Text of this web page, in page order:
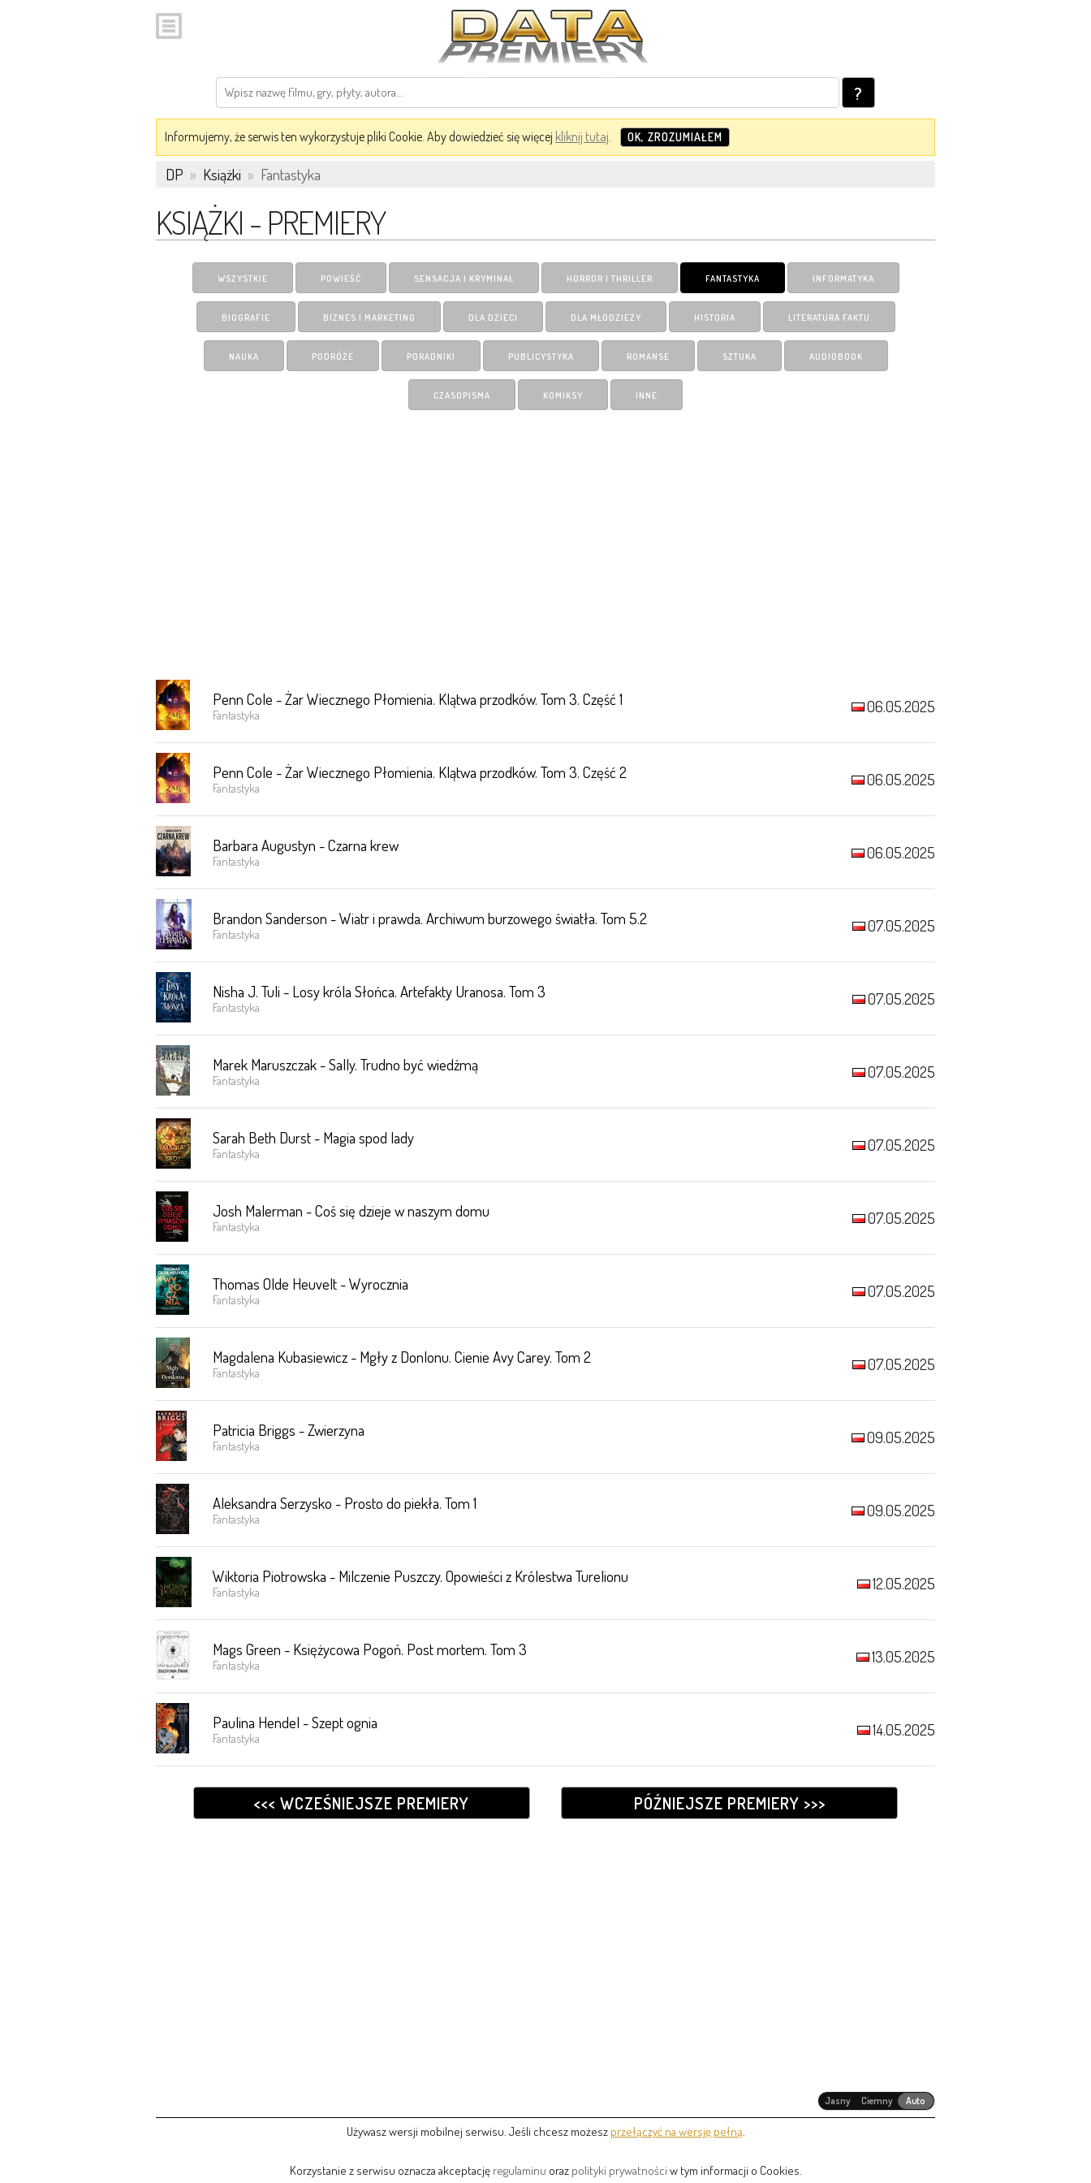
?
Informujemy, że serwis ten wykorzystuje pliki Cookie. Aby dowiedzieć się więcej kliknij tutaj. OK, ZROZUMIAŁEM
DP » Książki » Fantastyka
KSIĄŻKI - PREMIERY
WSZYSTKIE POWIEŚĆ SENSACJA I KRYMINAŁ HORROR I THRILLER FANTASTYKA INFORMATYKA
BIOGRAFIE BIZNES I MARKETING DLA DZIECI DLA MŁODZIEŻY HISTORIA LITERATURA FAKTU
NAUKA PODRÓŻE PORADNIKI PUBLICYSTYKA ROMANSE SZTUKA AUDIOBOOK
CZASOPISMA KOMIKSY INNE
Penn Cole - Żar Wiecznego Płomienia. Klątwa przodków. Tom 3. Część 1
Fantastyka 06.05.2025
Penn Cole - Żar Wiecznego Płomienia. Klątwa przodków. Tom 3. Część 2
Fantastyka 06.05.2025
Barbara Augustyn - Czarna krew
Fantastyka 06.05.2025
Brandon Sanderson - Wiatr i prawda. Archiwum burzowego światła. Tom 5.2
Fantastyka 07.05.2025
Nisha J. Tuli - Losy króla Słońca. Artefakty Uranosa. Tom 3
Fantastyka 07.05.2025
Marek Maruszczak - Sally. Trudno być wiedźmą
Fantastyka 07.05.2025
Sarah Beth Durst - Magia spod lady
Fantastyka 07.05.2025
Josh Malerman - Coś się dzieje w naszym domu
Fantastyka 07.05.2025
Thomas Olde Heuvelt - Wyrocznia
Fantastyka 07.05.2025
Magdalena Kubasiewicz - Mgły z Donlonu. Cienie Avy Carey. Tom 2
Fantastyka 07.05.2025
Patricia Briggs - Zwierzyna
Fantastyka 09.05.2025
Aleksandra Serzysko - Prosto do piekła. Tom 1
Fantastyka 09.05.2025
Wiktoria Piotrowska - Milczenie Puszczy. Opowieści z Królestwa Turelionu
Fantastyka 12.05.2025
Mags Green - Księżycowa Pogoń. Post mortem. Tom 3
Fantastyka 13.05.2025
Paulina Hendel - Szept ognia
Fantastyka 14.05.2025
<<< WCZEŚNIEJSZE PREMIERY PÓŹNIEJSZE PREMIERY >>>
Jasny Ciemny Auto
Używasz wersji mobilnej serwisu. Jeśli chcesz możesz przełączyć na wersję pełną
Korzystanie z serwisu oznacza akceptację regulaminu oraz polityki prywatności w tym informacji o Cookies.